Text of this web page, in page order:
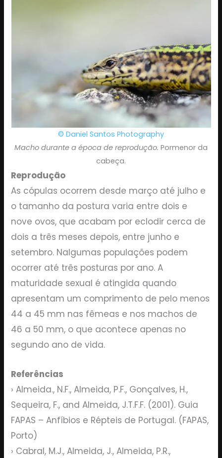
© Daniel Santos Photography
Macho durante a época de reprodução. Pormenor da
cabeça.
Reprodução
As cópulas ocorrem desde março até julho e
o tamanho da postura varia entre dois e
nove ovos, que acabam por eclodir cerca de
dois a três meses depois, entre junho e
setembro. Nalgumas populações podem
ocorrer até três posturas por ano. A
maturidade sexual é atingida quando
apresentam um comprimento de pelo menos
44 a 45 mm nas fêmeas e nos machos de
46 a 50 mm, o que acontece apenas no
segundo ano de vida.
Referências
› Almeida., N.F., Almeida, P.F., Gonçalves, H.,
Sequeira, F., and Almeida, J.T.F.F. (2001). Guia
FAPAS – Anfíbios e Répteis de Portugal. (FAPAS,
Porto)
› Cabral, M.J., Almeida, J., Almeida, P.R.,